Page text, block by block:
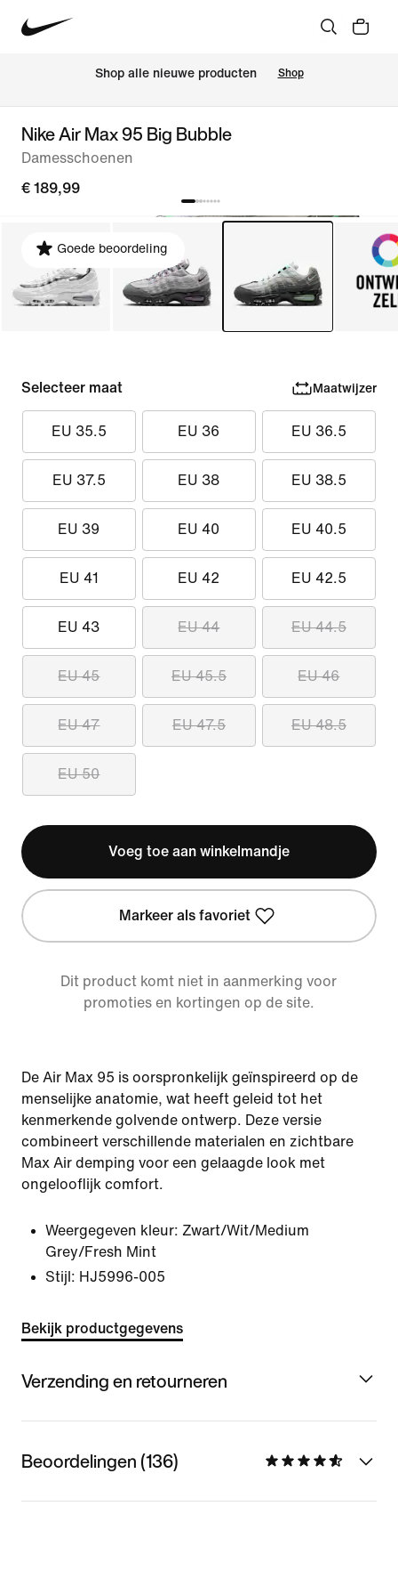
Shop alle nieuwe producten Shop
Nike Air Max 95 Big Bubble
Damesschoenen
€ 189,99
Goede beoordeling
Selecteer maat Maatwijzer
EU 35.5 EU 36 EU 36.5
EU 37.5 EU 38 EU 38.5
EU 39 EU 40 EU 40.5
EU 41 EU 42 EU 42.5
EU 43 EU 44 EU 44.5
EU 45 EU 45.5 EU 46
EU 47 EU 47.5 EU 48.5
EU 50
Voeg toe aan winkelmandje
Markeer als favoriet
Dit product komt niet in aanmerking voor
promoties en kortingen op de site.
De Air Max 95 is oorspronkelijk geïnspireerd op de
menselijke anatomie, wat heeft geleid tot het
kenmerkende golvende ontwerp. Deze versie
combineert verschillende materialen en zichtbare
Max Air demping voor een gelaagde look met
ongelooflijk comfort.
Weergegeven kleur: Zwart/Wit/Medium
Grey/Fresh Mint
Stijl: HJ5996-005
Bekijk productgegevens
Verzending en retourneren
Beoordelingen (136)